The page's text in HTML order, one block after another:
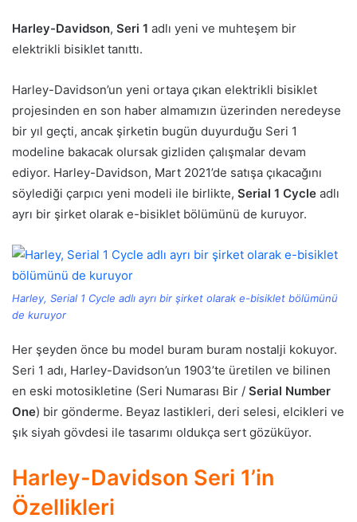
Harley-Davidson, Seri 1 adlı yeni ve muhteşem bir
elektrikli bisiklet tanıttı.
Harley-Davidson’un yeni ortaya çıkan elektrikli bisiklet
projesinden en son haber almamızın üzerinden neredeyse
bir yıl geçti, ancak şirketin bugün duyurduğu Seri 1
modeline bakacak olursak gizliden çalışmalar devam
ediyor. Harley-Davidson, Mart 2021’de satışa çıkacağını
söylediği çarpıcı yeni modeli ile birlikte, Serial 1 Cycle adlı
ayrı bir şirket olarak e-bisiklet bölümünü de kuruyor.
Harley, Serial 1 Cycle adlı ayrı bir şirket olarak e-bisiklet bölümünü
de kuruyor
Her şeyden önce bu model buram buram nostalji kokuyor.
Seri 1 adı, Harley-Davidson’un 1903’te üretilen ve bilinen
en eski motosikletine (Seri Numarası Bir / Serial Number
One) bir gönderme. Beyaz lastikleri, deri selesi, elcikleri ve
şık siyah gövdesi ile tasarımı oldukça sert gözüküyor.
Harley-Davidson Seri 1’in
Özellikleri